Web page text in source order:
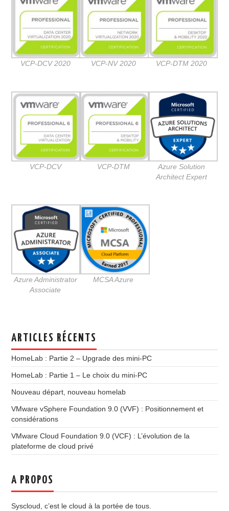
VCP-DCV 2020 VCP-NV 2020 VCP-DTM 2020
VCP-DCV VCP-DTM
Azure Solution
Architect Expert
Azure Administrator
Associate
MCSA Azure
ARTICLES RÉCENTS
HomeLab : Partie 2 – Upgrade des mini-PC
HomeLab : Partie 1 – Le choix du mini-PC
Nouveau départ, nouveau homelab
VMware vSphere Foundation 9.0 (VVF) : Positionnement et
considérations
VMware Cloud Foundation 9.0 (VCF) : L’évolution de la
plateforme de cloud privé
A PROPOS
Syscloud, c’est le cloud à la portée de tous.